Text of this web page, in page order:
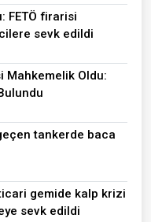
FETÖ firarisi
sevk edildi
Mahkemelik Oldu:
tankerde baca
gemide kalp krizi
sevk edildi